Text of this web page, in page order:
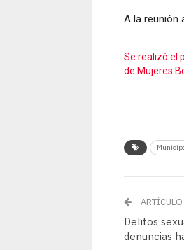
A la reunión
Se realizó el
de Mujeres
Delitos
denuncias